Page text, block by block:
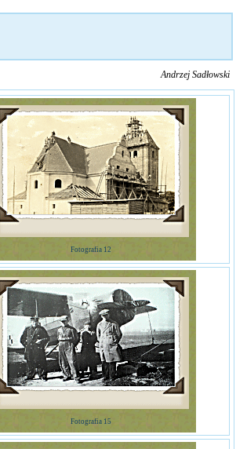
Andrzej Sadłowski
Fotografia 12
Fotografia 15